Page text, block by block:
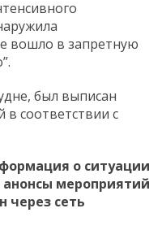
вошло в запретную
был выписан
соответствии с
о ситуации
мероприятий
через сеть